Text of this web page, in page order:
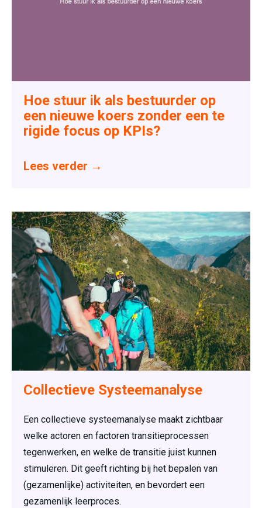
Hoe stuur ik als bestuurder op
een nieuwe koers zonder een te
rigide focus op KPIs?
Lees verder →
Collectieve Systeemanalyse
Een collectieve systeemanalyse maakt zichtbaar
welke actoren en factoren transitieprocessen
tegenwerken, en welke de transitie juist kunnen
stimuleren. Dit geeft richting bij het bepalen van
(gezamenlijke) activiteiten, en bevordert een
gezamenlijk leerproces.